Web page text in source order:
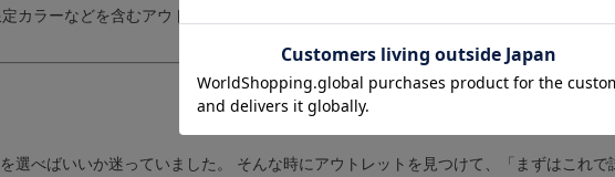
カラーなどを含むアウトレット商品です。 ご使用に支障のない範囲で、外観にわず
お客様の声
選べばいいか迷っていました。 そんな時にアウトレットを見つけて、「まずはこれ